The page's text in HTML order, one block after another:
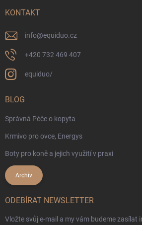
KONTAKT
info@equiduo.cz
+420 732 469 407
equiduo/
BLOG
Správná Péče o kopyta
Krmivo pro ovce, Energys
Boty pro koně a jejich využití v praxi
Archiv
ODEBÍRAT NEWSLETTER
Vložte svůj e-mail a my vám budeme zasílat